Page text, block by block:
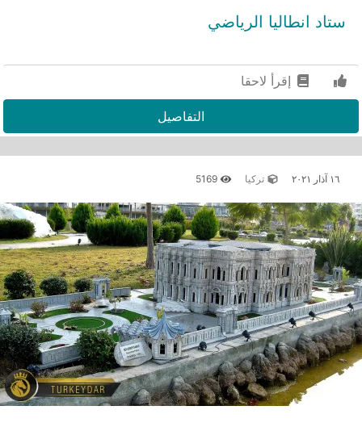
ستاد انطاليا الرياضي
إقرأ لاحقا
التفاصيل
١٦ آذار ٢٠٢١ تركيا